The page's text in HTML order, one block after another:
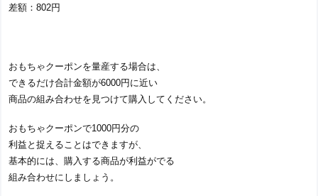
差額：802円
おもちゃクーポンを量産する場合は、
できるだけ合計金額が6000円に近い
商品の組み合わせを見つけて購入してください。
おもちゃクーポンで1000円分の
利益と捉えることはできますが、
基本的には、購入する商品が利益がでる
組み合わせにしましょう。